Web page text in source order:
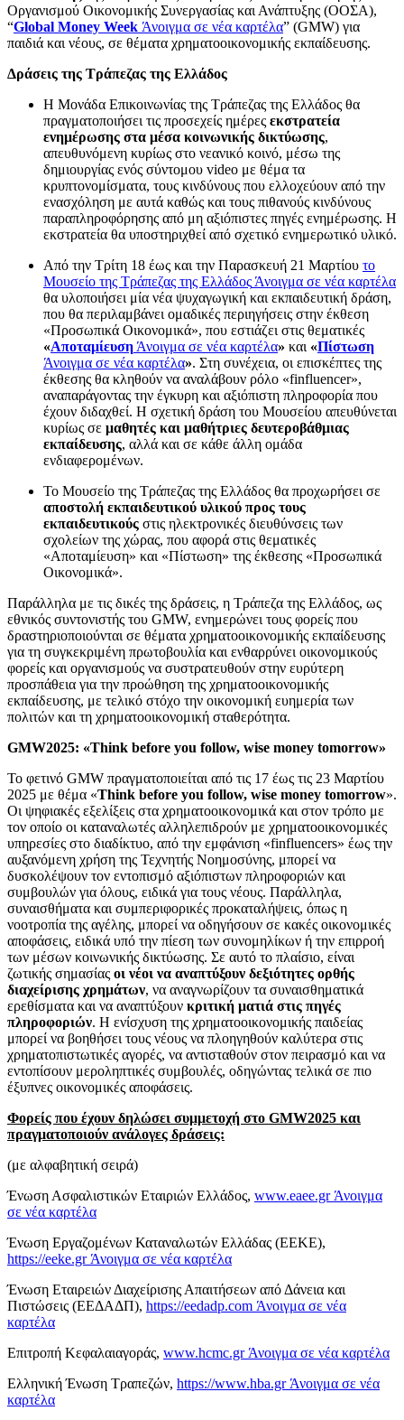
Οργανισμού Οικονομικής Συνεργασίας και Ανάπτυξης (ΟΟΣΑ),
“Global Money Week Άνοιγμα σε νέα καρτέλα” (GMW) για
παιδιά και νέους, σε θέματα χρηματοοικονομικής εκπαίδευσης.
Δράσεις της Τράπεζας της Ελλάδος
Η Μονάδα Επικοινωνίας της Τράπεζας της Ελλάδος θα
πραγματοποιήσει τις προσεχείς ημέρες εκστρατεία
ενημέρωσης στα μέσα κοινωνικής δικτύωσης,
απευθυνόμενη κυρίως στο νεανικό κοινό, μέσω της
δημιουργίας ενός σύντομου video με θέμα τα
κρυπτονομίσματα, τους κινδύνους που ελλοχεύουν από την
ενασχόληση με αυτά καθώς και τους πιθανούς κινδύνους
παραπληροφόρησης από μη αξιόπιστες πηγές ενημέρωσης. Η
εκστρατεία θα υποστηριχθεί από σχετικό ενημερωτικό υλικό.
Από την Τρίτη 18 έως και την Παρασκευή 21 Μαρτίου το
Μουσείο της Τράπεζας της Ελλάδος Άνοιγμα σε νέα καρτέλα
θα υλοποιήσει μία νέα ψυχαγωγική και εκπαιδευτική δράση,
που θα περιλαμβάνει ομαδικές περιηγήσεις στην έκθεση
«Προσωπικά Οικονομικά», που εστιάζει στις θεματικές
«Αποταμίευση Άνοιγμα σε νέα καρτέλα» και «Πίστωση
Άνοιγμα σε νέα καρτέλα». Στη συνέχεια, οι επισκέπτες της
έκθεσης θα κληθούν να αναλάβουν ρόλο «finfluencer»,
αναπαράγοντας την έγκυρη και αξιόπιστη πληροφορία που
έχουν διδαχθεί. Η σχετική δράση του Μουσείου απευθύνεται
κυρίως σε μαθητές και μαθήτριες δευτεροβάθμιας
εκπαίδευσης, αλλά και σε κάθε άλλη ομάδα
ενδιαφερομένων.
Το Μουσείο της Τράπεζας της Ελλάδος θα προχωρήσει σε
αποστολή εκπαιδευτικού υλικού προς τους
εκπαιδευτικούς στις ηλεκτρονικές διευθύνσεις των
σχολείων της χώρας, που αφορά στις θεματικές
«Αποταμίευση» και «Πίστωση» της έκθεσης «Προσωπικά
Οικονομικά».
Παράλληλα με τις δικές της δράσεις, η Τράπεζα της Ελλάδος, ως
εθνικός συντονιστής του GMW, ενημερώνει τους φορείς που
δραστηριοποιούνται σε θέματα χρηματοοικονομικής εκπαίδευσης
για τη συγκεκριμένη πρωτοβουλία και ενθαρρύνει οικονομικούς
φορείς και οργανισμούς να συστρατευθούν στην ευρύτερη
προσπάθεια για την προώθηση της χρηματοοικονομικής
εκπαίδευσης, με τελικό στόχο την οικονομική ευημερία των
πολιτών και τη χρηματοοικονομική σταθερότητα.
GMW2025: «Think before you follow, wise money tomorrow»
Το φετινό GMW πραγματοποιείται από τις 17 έως τις 23 Μαρτίου
2025 με θέμα «Think before you follow, wise money tomorrow».
Οι ψηφιακές εξελίξεις στα χρηματοοικονομικά και στον τρόπο με
τον οποίο οι καταναλωτές αλληλεπιδρούν με χρηματοοικονομικές
υπηρεσίες στο διαδίκτυο, από την εμφάνιση «finfluencers» έως την
αυξανόμενη χρήση της Τεχνητής Νοημοσύνης, μπορεί να
δυσκολέψουν τον εντοπισμό αξιόπιστων πληροφοριών και
συμβουλών για όλους, ειδικά για τους νέους. Παράλληλα,
συναισθήματα και συμπεριφορικές προκαταλήψεις, όπως η
νοοτροπία της αγέλης, μπορεί να οδηγήσουν σε κακές οικονομικές
αποφάσεις, ειδικά υπό την πίεση των συνομηλίκων ή την επιρροή
των μέσων κοινωνικής δικτύωσης. Σε αυτό το πλαίσιο, είναι
ζωτικής σημασίας οι νέοι να αναπτύξουν δεξιότητες ορθής
διαχείρισης χρημάτων, να αναγνωρίζουν τα συναισθηματικά
ερεθίσματα και να αναπτύξουν κριτική ματιά στις πηγές
πληροφοριών. Η ενίσχυση της χρηματοοικονομικής παιδείας
μπορεί να βοηθήσει τους νέους να πλοηγηθούν καλύτερα στις
χρηματοπιστωτικές αγορές, να αντισταθούν στον πειρασμό και να
εντοπίσουν μεροληπτικές συμβουλές, οδηγώντας τελικά σε πιο
έξυπνες οικονομικές αποφάσεις.
Φορείς που έχουν δηλώσει συμμετοχή στο GMW2025 και
πραγματοποιούν ανάλογες δράσεις:
(με αλφαβητική σειρά)
Ένωση Ασφαλιστικών Εταιριών Ελλάδος, www.eaee.grΆνοιγμα
σε νέα καρτέλα
Ένωση Εργαζομένων Καταναλωτών Ελλάδας (ΕΕΚΕ),
https://eeke.grΆνοιγμα σε νέα καρτέλα
Ένωση Εταιρειών Διαχείρισης Απαιτήσεων από Δάνεια και
Πιστώσεις (ΕΕΔΑΔΠ), https://eedadp.com Άνοιγμα σε νέα
καρτέλα
Επιτροπή Κεφαλαιαγοράς, www.hcmc.grΆνοιγμα σε νέα καρτέλα
Ελληνική Ένωση Τραπεζών, https://www.hba.grΆνοιγμα σε νέα
καρτέλα